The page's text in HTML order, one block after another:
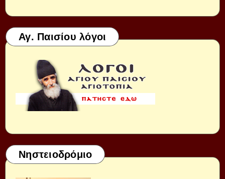
Αγ. Παισίου λόγοι
Νηστειοδρόμιο